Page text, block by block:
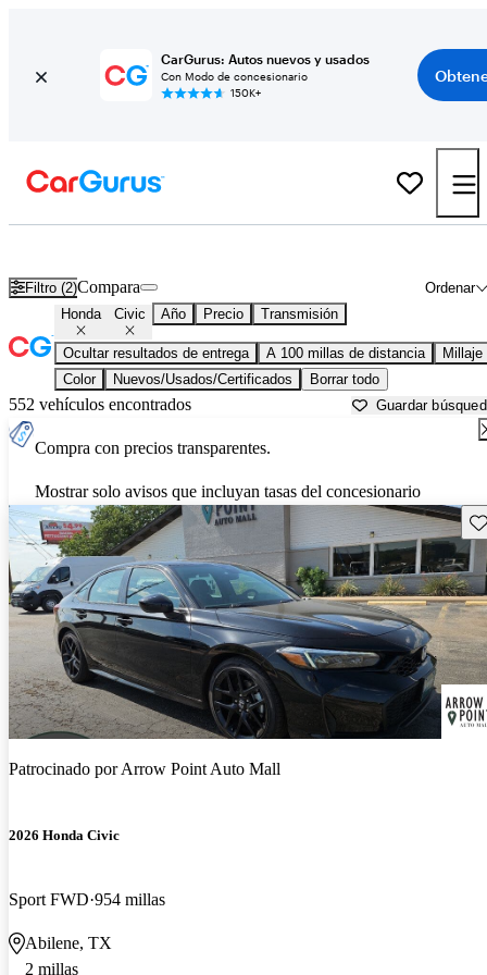
CarGurus: Autos nuevos y usados
Con Modo de concesionario
150K+
Filtro (2) Ordenar
Compara
Honda Civic Año Precio Transmisión
Ocultar resultados de entrega A 100 millas de distancia
Millaje
Color
Nuevos/Usados/Certificados Borrar todo
552 vehículos encontrados Guardar
Compra con precios transparentes.
Mostrar solo avisos que incluyan tasas del concesionario
Patrocinado porArrow Point Auto Mall
2026 Honda Civic
Sport FWD 954 millas
Abilene, TX
2 millas